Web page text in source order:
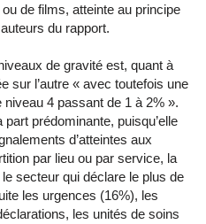
de films, atteinte au principe
du rapport.
de gravité est, quant à
sur l’autre « avec toutefois une
4 passant de 1 à 2% ».
prédominante, puisqu’elle
d’atteintes aux
par lieu ou par service, la
secteur qui déclare le plus de
les urgences (16%), les
les unités de soins